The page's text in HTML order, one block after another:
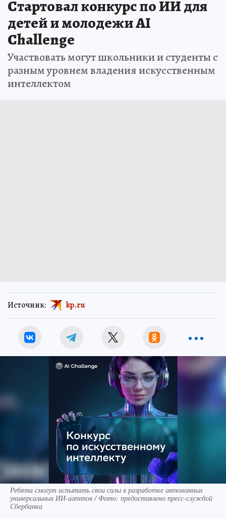
Стартовал конкурс по ИИ для
детей и молодежи AI
Challenge
Участвовать могут школьники и студенты с
разным уровнем владения искусственным
интеллектом
Источник: kp.ru
Ребята смогут испытать свои силы в разработке автономных
универсальных ИИ-агентов / Фото: предоставлено пресс-службой
Сбербанка